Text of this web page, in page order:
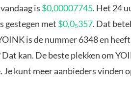
is $0,00007745. Het 24
gestegen met $0,0₅357. Dat
is de nummer 6348 en
kan. De beste plekken om
Je kunt meer aanbieders vinden